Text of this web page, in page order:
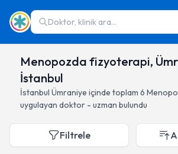
Doktor, klinik ara...
Menopozda fizyoterapi,
İstanbul
İstanbul Ümraniye içinde toplam 6
uygulayan doktor - uzman bulundu
Filtrele